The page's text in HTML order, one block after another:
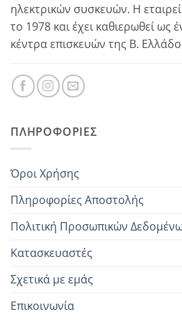
ηλεκτρικών συσκευών. Η
το 1978 και έχει καθιερωθεί ως
κέντρα επισκευών της Β.
ΠΛΗΡΟΦΟΡΊΕΣ
Όροι Χρήσης
Πληροφορίες Αποστολής
Πολιτική Προσωπικών
Κατασκευαστές
Σχετικά με εμάς
Επικοινωνία